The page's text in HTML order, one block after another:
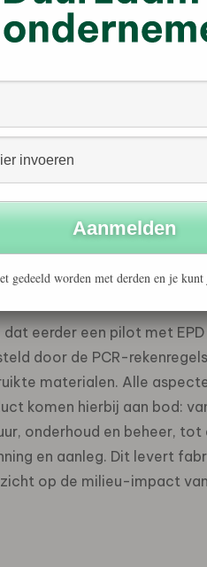
Maunt, Netways
partijen gaan in een
opstellen. Deze
zoals ducts,
toetsen worden
fabrikanten ADVA,
project begeleiden door
eerder een pilot met EPD
door de PCR-
materialen. Alle
komen hierbij aan bod:
onderhoud en beheer, tot
en aanleg. Dit levert
op de milieu-impact
gedeeld worden met derden en je